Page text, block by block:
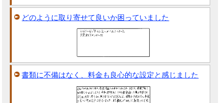
どのように取り寄せて良いか困っていました
書類に不備はなく、料金も良心的な設定と感じました